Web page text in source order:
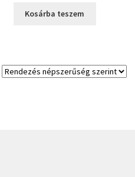
was:
is:
Kosárba teszem